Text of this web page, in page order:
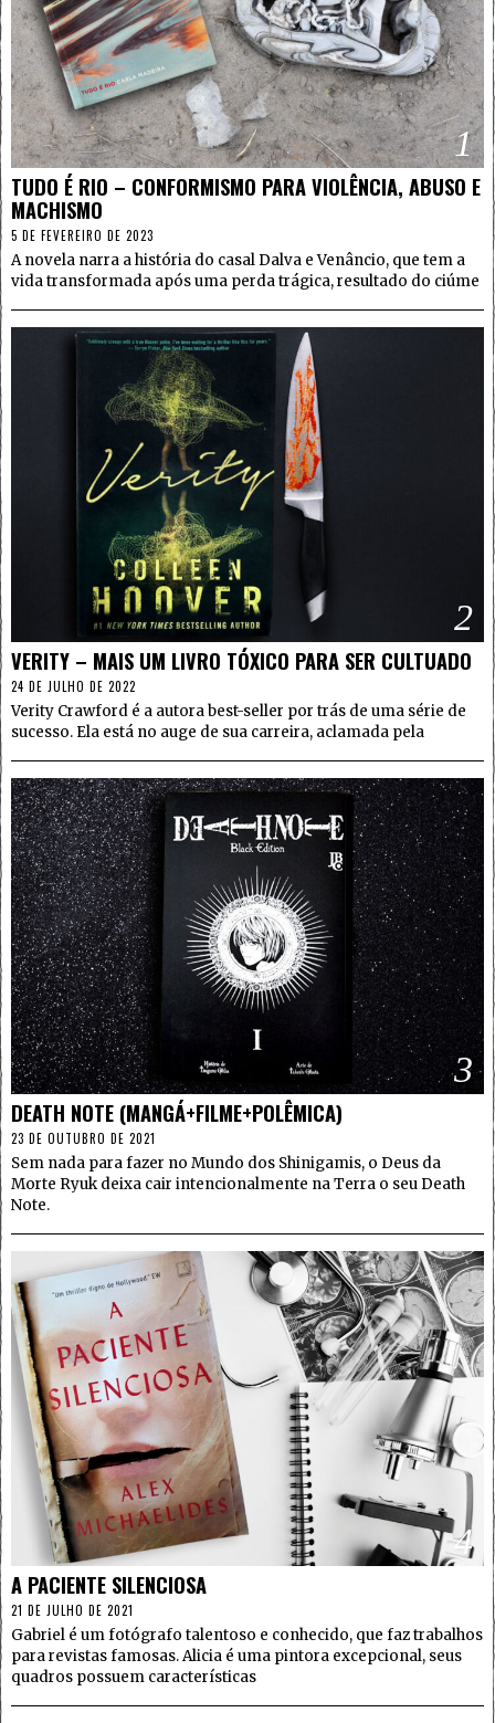
1
TUDO É RIO – CONFORMISMO PARA VIOLÊNCIA, ABUSO E
MACHISMO
5 DE FEVEREIRO DE 2023
A novela narra a história do casal Dalva e Venâncio, que tem a
vida transformada após uma perda trágica, resultado do ciúme
2
VERITY – MAIS UM LIVRO TÓXICO PARA SER CULTUADO
24 DE JULHO DE 2022
Verity Crawford é a autora best-seller por trás de uma série de
sucesso. Ela está no auge de sua carreira, aclamada pela
3
DEATH NOTE (MANGÁ+FILME+POLÊMICA)
23 DE OUTUBRO DE 2021
Sem nada para fazer no Mundo dos Shinigamis, o Deus da
Morte Ryuk deixa cair intencionalmente na Terra o seu Death
Note.
4
A PACIENTE SILENCIOSA
21 DE JULHO DE 2021
Gabriel é um fotógrafo talentoso e conhecido, que faz trabalhos
para revistas famosas. Alicia é uma pintora excepcional, seus
quadros possuem características